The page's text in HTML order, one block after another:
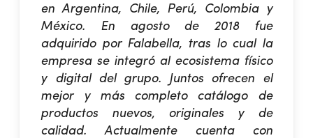
en Argentina, Chile, Perú, Colombia y
México. En agosto de 2018 fue
adquirido por Falabella, tras lo cual la
empresa se integró al ecosistema físico
y digital del grupo. Juntos ofrecen el
mejor y más completo catálogo de
productos nuevos, originales y de
calidad. Actualmente cuenta con